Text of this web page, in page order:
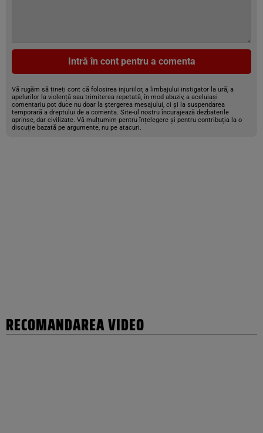
Intră în cont pentru a comenta
Vă rugăm să țineți cont că folosirea injuriilor, a limbajului instigator la ură, a
apelurilor la violență sau trimiterea repetată, în mod abuziv, a aceluiași
comentariu pot duce nu doar la ștergerea mesajului, ci și la suspendarea
temporară a dreptului de a comenta. Site-ul nostru încurajează dezbaterile
aprinse, dar civilizate. Vă mulțumim pentru înțelegere și pentru contribuția la o
discuție bazată pe argumente, nu pe atacuri.
RECOMANDAREA VIDEO